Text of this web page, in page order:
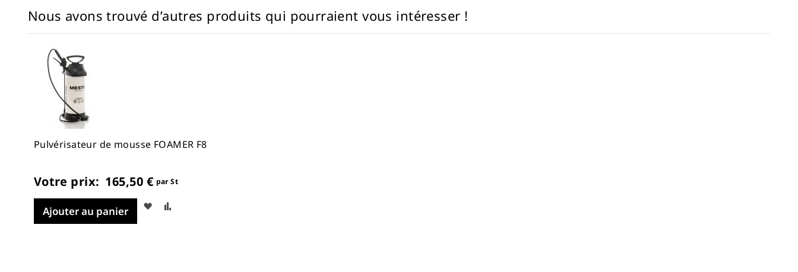
Nous avons trouvé d’autres produits qui pourraient vous intéresser !
Pulvérisateur de mousse FOAMER F8
Votre prix: 165,50 € par St
Ajouter au panier
Ajouter